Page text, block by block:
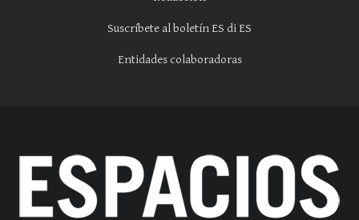
Suscríbete al boletín ES di ES
Entidades colaboradoras